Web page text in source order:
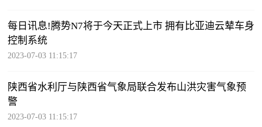
每日讯息!腾势N7将于今天正式上市 拥有比亚迪云辇车身
控制系统
2023-07-03 11:15:17
陕西省水利厅与陕西省气象局联合发布山洪灾害气象预
警
2023-07-03 11:15:17